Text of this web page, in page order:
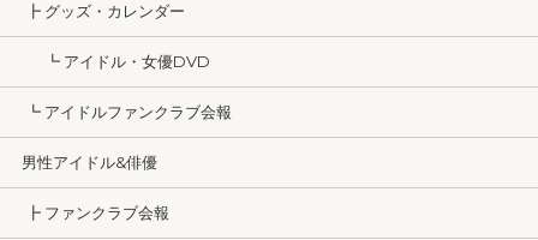
┣ グッズ・カレンダー
┗ アイドル・女優DVD
┗ アイドルファンクラブ会報
男性アイドル&俳優
┣ ファンクラブ会報